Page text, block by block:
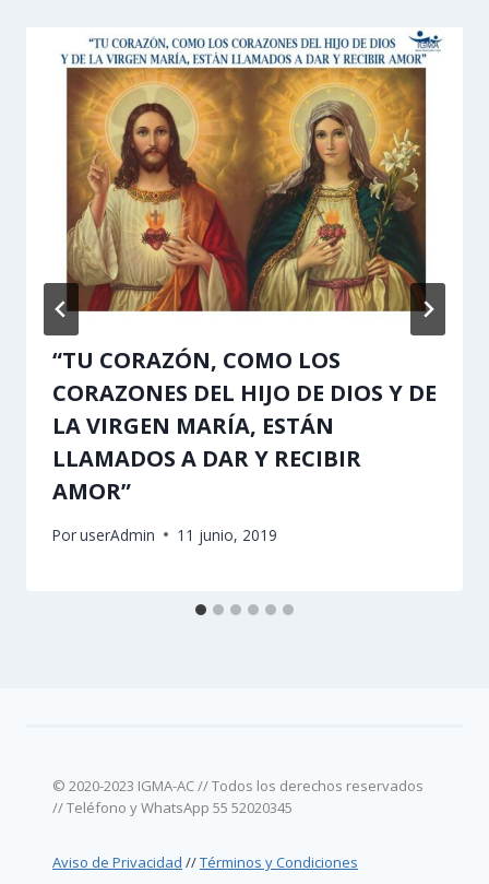
“TU CORAZÓN, COMO LOS
CORAZONES DEL HIJO DE DIOS Y DE
LA VIRGEN MARÍA, ESTÁN
LLAMADOS A DAR Y RECIBIR
AMOR”
PoruserAdmin 11 junio, 2019
© 2020-2023 IGMA-AC // Todos los derechos reservados
// Teléfono y WhatsApp 55 52020345
Aviso de Privacidad //Términos y Condiciones